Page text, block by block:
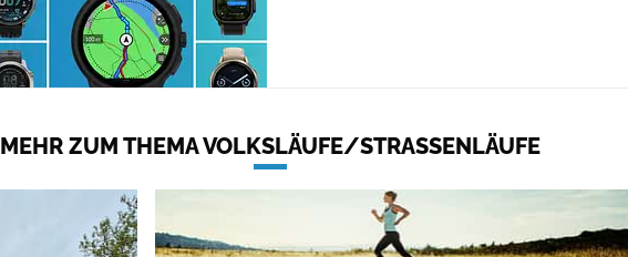
MEHR ZUM THEMA VOLKSLÄUFE/STRASSENLÄUFE